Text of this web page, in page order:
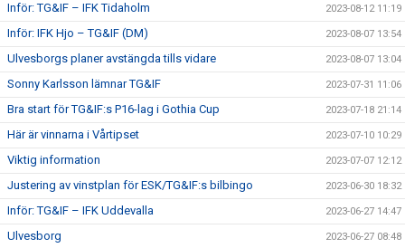
Inför: TG&IF – IFK Tidaholm 2023-08-12 11:19
Inför: IFK Hjo – TG&IF (DM) 2023-08-07 13:54
Ulvesborgs planer avstängda tills vidare 2023-08-07 13:04
Sonny Karlsson lämnar TG&IF 2023-07-31 11:06
Bra start för TG&IF:s P16-lag i Gothia Cup 2023-07-18 21:14
Här är vinnarna i Vårtipset 2023-07-10 10:29
Viktig information 2023-07-07 12:12
Justering av vinstplan för ESK/TG&IF:s bilbingo 2023-06-30 18:32
Inför: TG&IF – IFK Uddevalla 2023-06-27 14:47
Ulvesborg 2023-06-27 08:48